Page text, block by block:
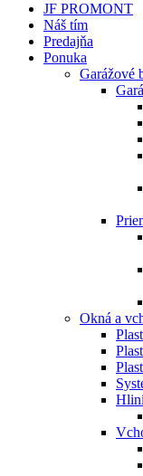
JF PROMONT
Náš tím
Predajňa
Ponuka
Garážové
Okná a